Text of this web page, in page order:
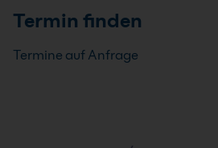
Termin finden
Termine auf Anfrage